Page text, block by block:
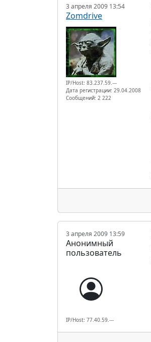
3 апреля 2009 13:54
Zomdrive
IP/Host: 83.237.59.---
Дата регистрации: 29.04.2008
Сообщений: 2 222
3 апреля 2009 13:59
Анонимный
пользователь
IP/Host: 77.40.59.---